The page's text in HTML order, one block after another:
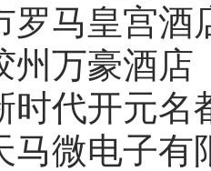
罗马皇宫酒
州万豪酒店
时代开元名
马微电子有